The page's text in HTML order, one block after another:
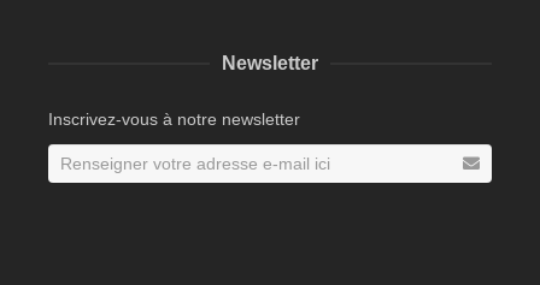
Newsletter
Inscrivez-vous à notre newsletter